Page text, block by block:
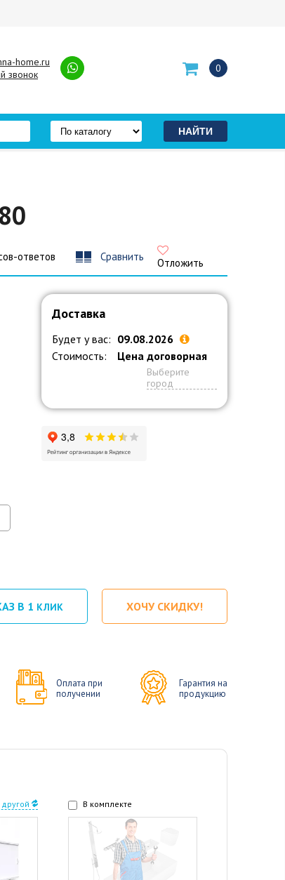
home.ru
звонок
0
ответов Сравнить Отложить
Доставка
Будет у вас: 09.08.2026
Стоимость:
Цена договорная
Выберите
город
В 1 КЛИК ХОЧУ СКИДКУ!
Оплата при
получении
Гарантия на
продукцию
В комплекте